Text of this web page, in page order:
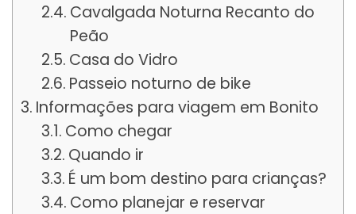
Cavalgada Noturna Recanto do
Peão
Casa do Vidro
Passeio noturno de bike
Informações para viagem em Bonito
Como chegar
Quando ir
É um bom destino para crianças?
Como planejar e reservar